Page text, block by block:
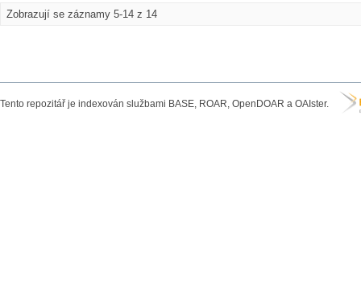
Zobrazují se záznamy 5-14 z 14
Tento repozitář je indexován službami BASE, ROAR, OpenDOAR a OAIster.